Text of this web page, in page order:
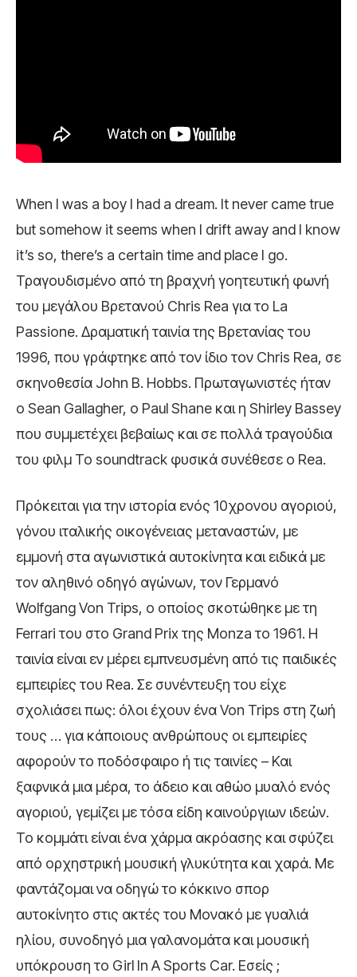
When I was a boy I had a dream. It never came true
but somehow it seems when I drift away and I know
it’s so, there’s a certain time and place I go.
Τραγουδισμένο από τη βραχνή γοητευτική φωνή
του μεγάλου Βρετανού Chris Rea για το La
Passione. Δραματική ταινία της Βρετανίας του
1996, που γράφτηκε από τον ίδιο τον Chris Rea, σε
σκηνοθεσία John B. Hobbs. Πρωταγωνιστές ήταν
ο Sean Gallagher, ο Paul Shane και η Shirley Bassey
που συμμετέχει βεβαίως και σε πολλά τραγούδια
του φιλμ Το soundtrack φυσικά συνέθεσε o Rea.
Πρόκειται για την ιστορία ενός 10χρονου αγοριού,
γόνου ιταλικής οικογένειας μεταναστών, με
εμμονή στα αγωνιστικά αυτοκίνητα και ειδικά με
τον αληθινό οδηγό αγώνων, τον Γερμανό
Wolfgang Von Trips, ο οποίος σκοτώθηκε με τη
Ferrari του στο Grand Prix της Monza το 1961. Η
ταινία είναι εν μέρει εμπνευσμένη από τις παιδικές
εμπειρίες του Rea. Σε συνέντευξη του είχε
σχολιάσει πως: όλοι έχουν ένα Von Trips στη ζωή
τους … για κάποιους ανθρώπους οι εμπειρίες
αφορούν το ποδόσφαιρο ή τις ταινίες – Και
ξαφνικά μια μέρα, το άδειο και αθώο μυαλό ενός
αγοριού, γεμίζει με τόσα είδη καινούργιων ιδεών.
Το κομμάτι είναι ένα χάρμα ακρόασης και σφύζει
από ορχηστρική μουσική γλυκύτητα και χαρά. Με
φαντάζομαι να οδηγώ το κόκκινο σπορ
αυτοκίνητο στις ακτές του Μονακό με γυαλιά
ηλίου, συνοδηγό μια γαλανομάτα και μουσική
υπόκρουση το Girl In A Sports Car. Εσείς ;